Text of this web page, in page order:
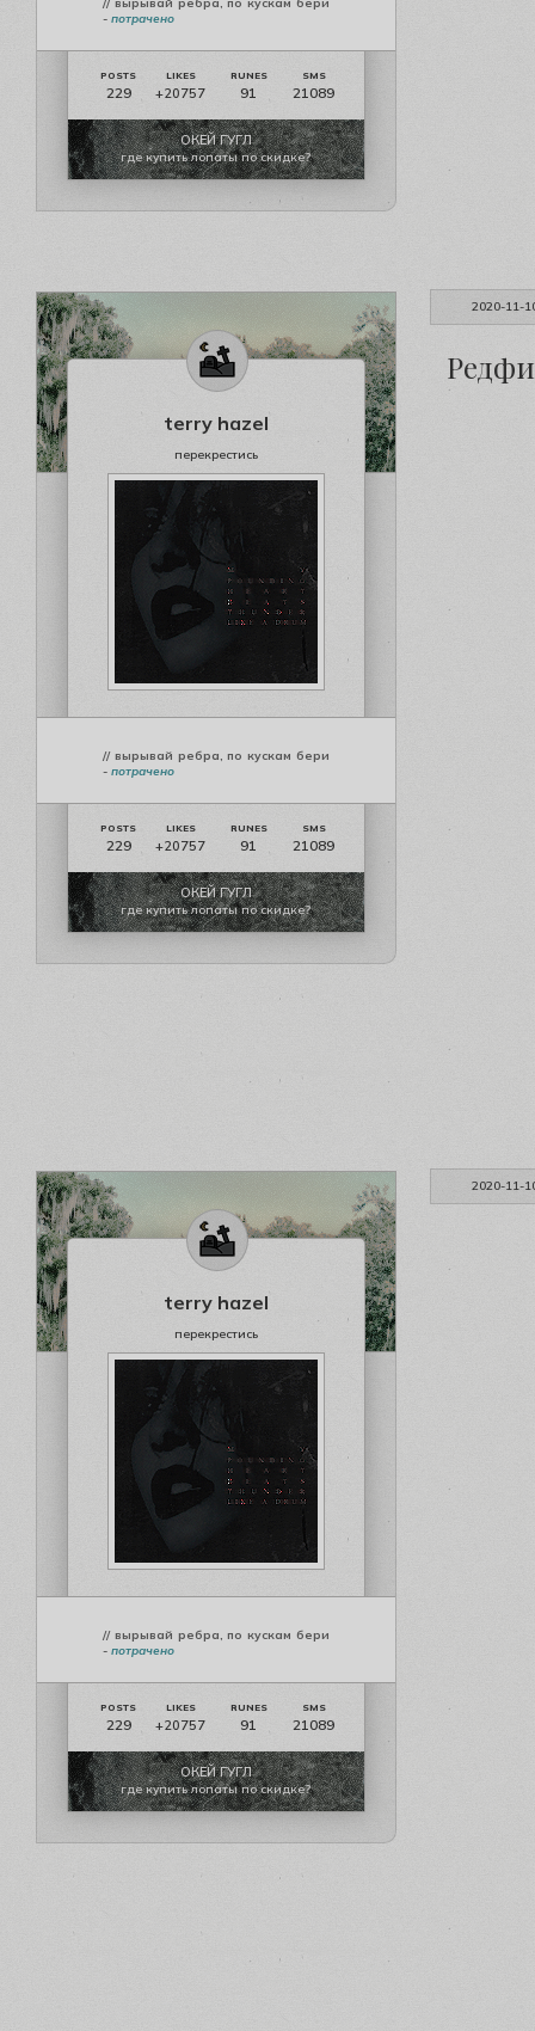
// вырывай ребра, по кускам бери
- потрачено
229 +20757 91 21089
ОКЕЙ ГУГЛ
где купить лопаты по скидке?
2020-11-
terry hazel
перекрестись
// вырывай ребра, по кускам бери
- потрачено
229 +20757 91 21089
ОКЕЙ ГУГЛ
где купить лопаты по скидке?
2020-11-
terry hazel
перекрестись
// вырывай ребра, по кускам бери
- потрачено
229 +20757 91 21089
ОКЕЙ ГУГЛ
где купить лопаты по скидке?